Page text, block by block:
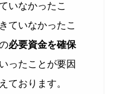
いなかったこ
ていなかったこ
必要資金を確保
ったことが要因
ております。